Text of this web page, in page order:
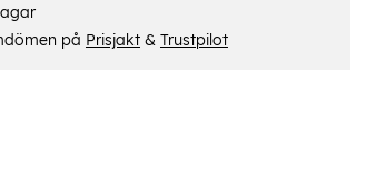
på Prisjakt& Trustpilot